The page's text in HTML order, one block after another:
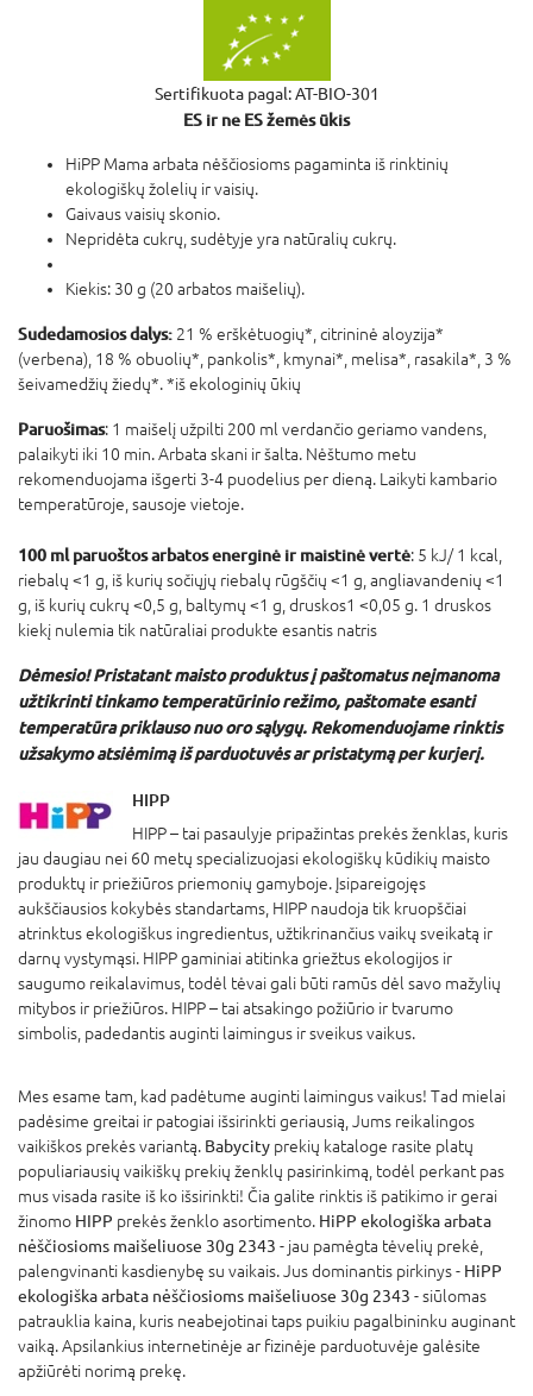
Sertifikuota pagal: AT-BIO-301
ES ir ne ES žemės ūkis
HiPP Mama arbata nėščiosioms pagaminta iš rinktinių
ekologiškų žolelių ir vaisių.
Gaivaus vaisių skonio.
Nepridėta cukrų, sudėtyje yra natūralių cukrų.
Kiekis: 30 g (20 arbatos maišelių).
Sudedamosios dalys: 21 % erškėtuogių*, citrininė aloyzija*
(verbena), 18 % obuolių*, pankolis*, kmynai*, melisa*, rasakila*, 3 %
šeivamedžių žiedų*. *iš ekologinių ūkių
Paruošimas: 1 maišelį užpilti 200 ml verdančio geriamo vandens,
palaikyti iki 10 min. Arbata skani ir šalta. Nėštumo metu
rekomenduojama išgerti 3-4 puodelius per dieną. Laikyti kambario
temperatūroje, sausoje vietoje.
100 ml paruoštos arbatos energinė ir maistinė vertė: 5 kJ/ 1 kcal,
riebalų <1 g, iš kurių sočiųjų riebalų rūgščių <1 g, angliavandenių <1
g, iš kurių cukrų <0,5 g, baltymų <1 g, druskos1 <0,05 g. 1 druskos
kiekį nulemia tik natūraliai produkte esantis natris
Dėmesio! Pristatant maisto produktus į paštomatus neįmanoma
užtikrinti tinkamo temperatūrinio režimo, paštomate esanti
temperatūra priklauso nuo oro sąlygų. Rekomenduojame rinktis
užsakymo atsiėmimą iš parduotuvės ar pristatymą per kurjerį.
HIPP
HIPP – tai pasaulyje pripažintas prekės ženklas, kuris
jau daugiau nei 60 metų specializuojasi ekologiškų kūdikių maisto
produktų ir priežiūros priemonių gamyboje. Įsipareigojęs
aukščiausios kokybės standartams, HIPP naudoja tik kruopščiai
atrinktus ekologiškus ingredientus, užtikrinančius vaikų sveikatą ir
darnų vystymąsi. HIPP gaminiai atitinka griežtus ekologijos ir
saugumo reikalavimus, todėl tėvai gali būti ramūs dėl savo mažylių
mitybos ir priežiūros. HIPP – tai atsakingo požiūrio ir tvarumo
simbolis, padedantis auginti laimingus ir sveikus vaikus.
Mes esame tam, kad padėtume auginti laimingus vaikus! Tad mielai
padėsime greitai ir patogiai išsirinkti geriausią, Jums reikalingos
vaikiškos prekės variantą. Babycity prekių kataloge rasite platų
populiariausių vaikiškų prekių ženklų pasirinkimą, todėl perkant pas
mus visada rasite iš ko išsirinkti! Čia galite rinktis iš patikimo ir gerai
žinomo HIPP prekės ženklo asortimento. HiPP ekologiška arbata
nėščiosioms maišeliuose 30g 2343 - jau pamėgta tėvelių prekė,
palengvinanti kasdienybę su vaikais. Jus dominantis pirkinys - HiPP
ekologiška arbata nėščiosioms maišeliuose 30g 2343 - siūlomas
patrauklia kaina, kuris neabejotinai taps puikiu pagalbininku auginant
vaiką. Apsilankius internetinėje ar fizinėje parduotuvėje galėsite
apžiūrėti norimą prekę.